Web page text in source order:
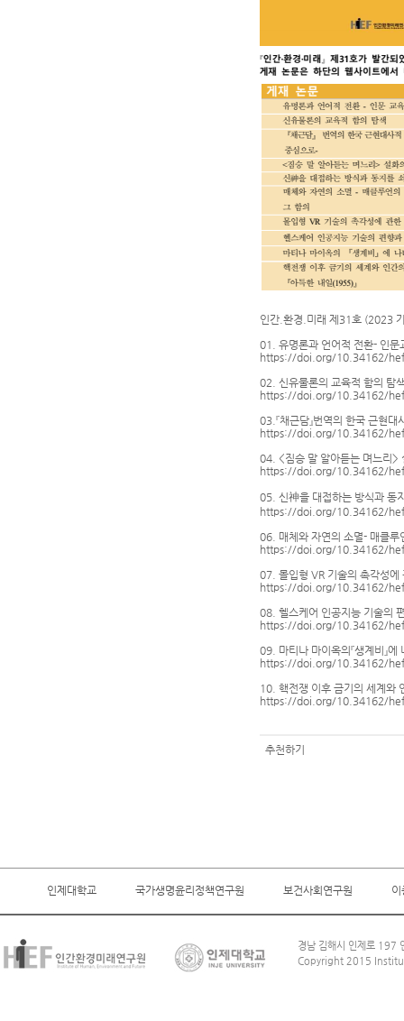
인간.환경.미래 제31호 (2023
01. 유명론과 언어적 전환- 인문
https://doi.org/10.34162/
02. 신유물론의 교육적 함의 탐
https://doi.org/10.34162/
03.『채근담』번역의 한국 근현
https://doi.org/10.34162/
04. <짐승 말 알아듣는 며느리>
https://doi.org/10.34162/
05. 신神을 대접하는 방식과 동
https://doi.org/10.34162/
06. 매체와 자연의 소멸- 매클루
https://doi.org/10.34162/
07. 몰입형 VR 기술의 촉각성에
https://doi.org/10.34162/
08. 헬스케어 인공지능 기술의
https://doi.org/10.34162/
09. 마티나 마이옥의『생계비』
https://doi.org/10.34162/
10. 핵전쟁 이후 금기의 세계와
https://doi.org/10.34162/
추천하기
인제대학교 국가생명윤리정책연구원 보건사회연구원 이
경남 김해시 인제로
Copyright 2015